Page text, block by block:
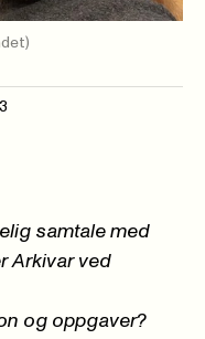
samtale med
Arkivar ved
og oppgaver?